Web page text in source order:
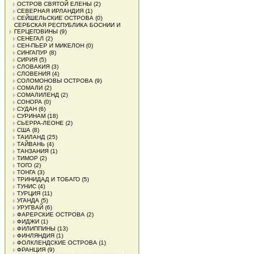
ОСТРОВ СВЯТОЙ ЕЛЕНЫ (2)
СЕВЕРНАЯ ИРЛАНДИЯ (1)
СЕЙШЕЛЬСКИЕ ОСТРОВА (0)
СЕРБСКАЯ РЕСПУБЛИКА БОСНИИ И
ГЕРЦЕГОВИНЫ (9)
СЕНЕГАЛ (2)
СЕН-ПЬЕР И МИКЕЛОН (0)
СИНГАПУР (8)
СИРИЯ (5)
СЛОВАКИЯ (3)
СЛОВЕНИЯ (4)
СОЛОМОНОВЫ ОСТРОВА (9)
СОМАЛИ (2)
СОМАЛИЛЕНД (2)
СОНОРА (0)
СУДАН (6)
СУРИНАМ (18)
СЬЕРРА-ЛЕОНЕ (2)
США (8)
ТАИЛАНД (25)
ТАЙВАНЬ (4)
ТАНЗАНИЯ (1)
ТИМОР (2)
ТОГО (2)
ТОНГА (3)
ТРИНИДАД И ТОБАГО (5)
ТУНИС (4)
ТУРЦИЯ (11)
УГАНДА (5)
УРУГВАЙ (6)
ФАРЕРСКИЕ ОСТРОВА (2)
ФИДЖИ (1)
ФИЛИППИНЫ (13)
ФИНЛЯНДИЯ (1)
ФОЛКЛЕНДСКИЕ ОСТРОВА (1)
ФРАНЦИЯ (9)